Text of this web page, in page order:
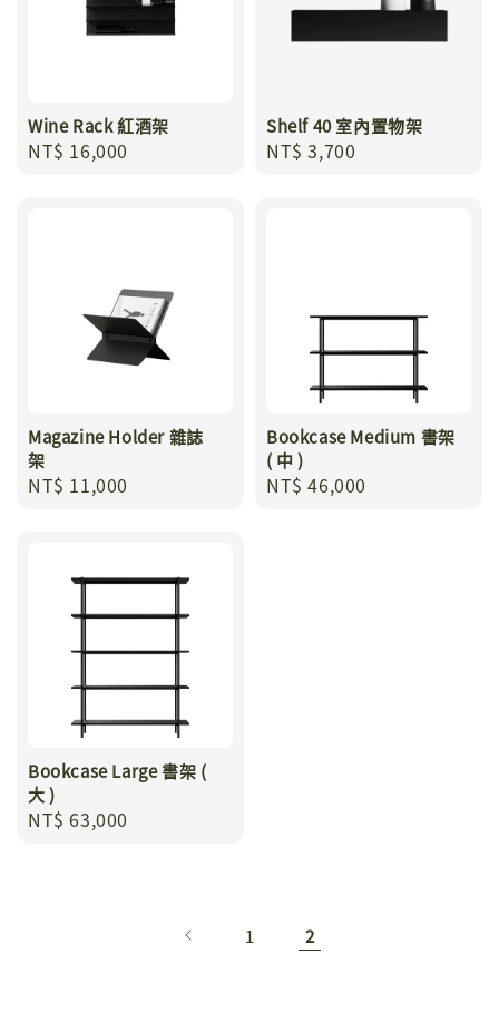
Wine Rack 紅酒架
Regular
NT$ 16,000
Shelf 40 室內置物架
Regular
NT$ 3,700
Magazine Holder 雜誌
架
Regular
NT$ 11,000
Bookcase Medium 書架
( 中 )
Regular
NT$ 46,000
Bookcase Large 書架 (
大 )
Regular
NT$ 63,000
1 2